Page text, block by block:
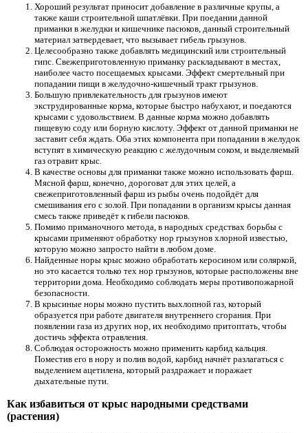
Хороший результат приносит добавление в различные крупы, а
также каши строительной шпатлёвки. При поедании данной
приманки в желудки и кишечнике пасюков, данный строительный
материал затвердевает, что вызывает гибель грызунов.
Целесообразно также добавлять медицинский или строительный
гипс. Свежеприготовленную приманку раскладывают в местах,
наиболее часто посещаемых крысами. Эффект смертельный при
попадании пищи в желудочно-кишечный тракт грызунов.
Большую привлекательность для грызунов имеют
экструдированные корма, которые быстро набухают, и поедаются
крысами с удовольствием. В данные корма можно добавлять
пищевую соду или борную кислоту. Эффект от данной приманки не
заставит себя ждать. Оба этих компонента при попадании в желудок
вступят в химическую реакцию с желудочным соком, и выделяемый
газ отравит крыс.
В качестве основы для приманки также можно использовать фарш.
Мясной фарш, конечно, дороговат для этих целей, а
свежеприготовленный фарш из рыбы очень подойдёт для
смешивания его с золой. При попадании в организм крысы данная
смесь также приведёт к гибели пасюков.
Помимо приманочного метода, в народных средствах борьбы с
крысами применяют обработку нор грызунов хлорной известью,
которую можно запросто найти в любом доме.
Найденные норы крыс можно обработать керосином или соляркой,
но это касается только тех нор грызунов, которые расположены вне
территории дома. Необходимо соблюдать меры противопожарной
безопасности.
В крысиные норы можно пустить выхлопной газ, который
образуется при работе двигателя внутреннего сгорания. При
появлении газа из других нор, их необходимо притоптать, чтобы
достичь эффекта отравления.
Соблюдая осторожность можно применить карбид кальция.
Поместив его в нору и полив водой, карбид начнёт разлагаться с
выделением ацетилена, который раздражает и поражает
дыхательные пути.
Как избавиться от крыс народными средствами
(растения)